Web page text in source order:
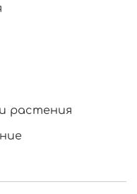
растения